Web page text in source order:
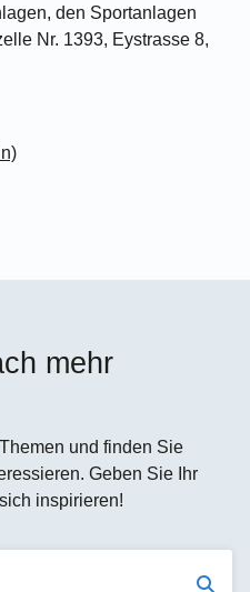
den Sportanlagen
Nr. 1393, Eystrasse 8,
mehr
und finden Sie
Geben Sie Ihr
inspirieren!